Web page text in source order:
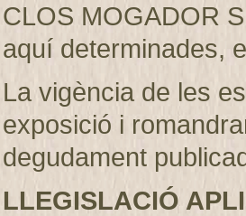
CLOS MOGADOR
aquí determinades,
La vigència de les
exposició i
degudament
LLEGISLACIÓ